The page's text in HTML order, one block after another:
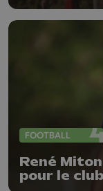
FOOTBALL
René
pour le